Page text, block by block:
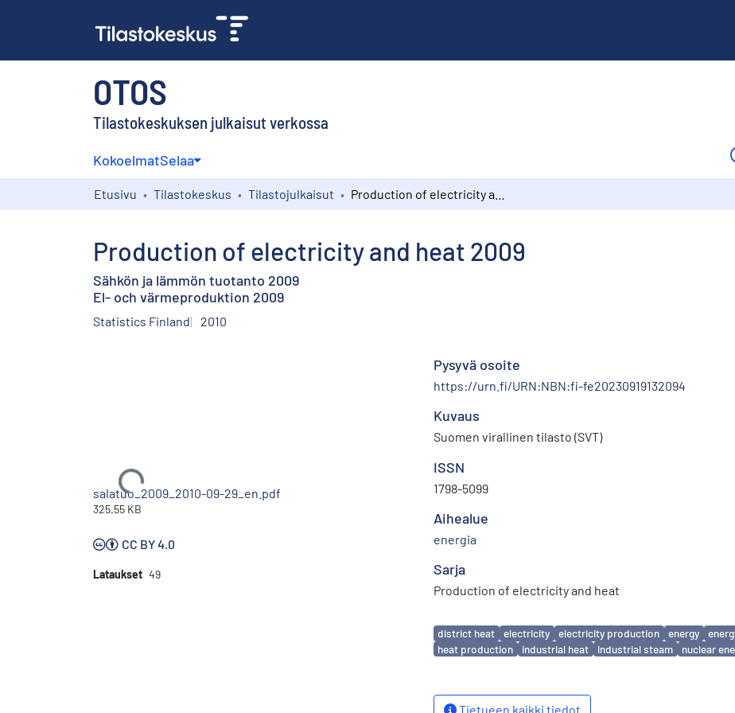
OTOS
Tilastokeskuksen julkaisut verkossa
KokoelmatSelaa
Etusivu Tilastokeskus Tilastojulkaisut
Production of electricity and heat 2009
Sähkön ja lämmön tuotanto 2009
El- och värmeproduktion 2009
Statistics Finland 2010
Ladataan...
salatuo_2009_2010-09-29_en.pdf
325.55 KB
CC BY 4.0
Lataukset 49
Pysyvä osoite
https://urn.fi/URN:NBN:fi-fe20230919132094
Kuvaus
Suomen virallinen tilasto (SVT)
ISSN
1798-5099
Aihealue
energia
Sarja
Production of electricity and heat
Avainsanat
district heat electricity electricity production energy
heat production
industrial heat industrial steam nuclear
Tietueen kaikki tiedot